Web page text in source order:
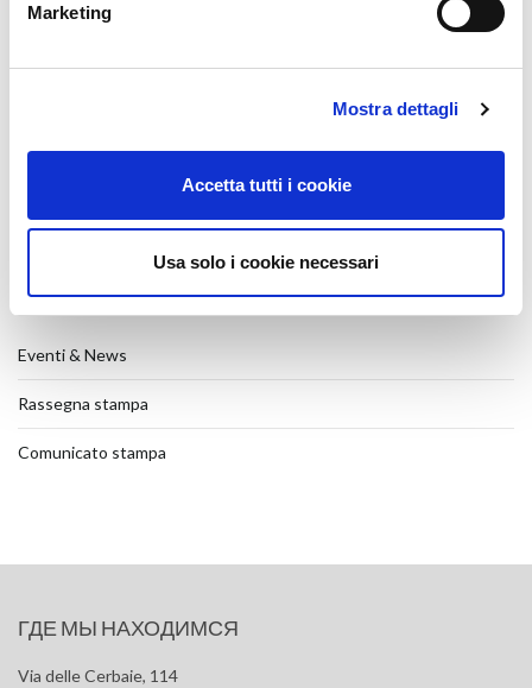
Marketing
Mostra dettagli
Accetta tutti i cookie
Usa solo i cookie necessari
17 July 2026
МНОГОЗАПОРНЫЙ ЗАМОК FORMULA ДЛЯ
Eventi & News
Rassegna stampa
Comunicato stampa
ГДЕ МЫ НАХОДИМСЯ
Via delle Cerbaie, 114